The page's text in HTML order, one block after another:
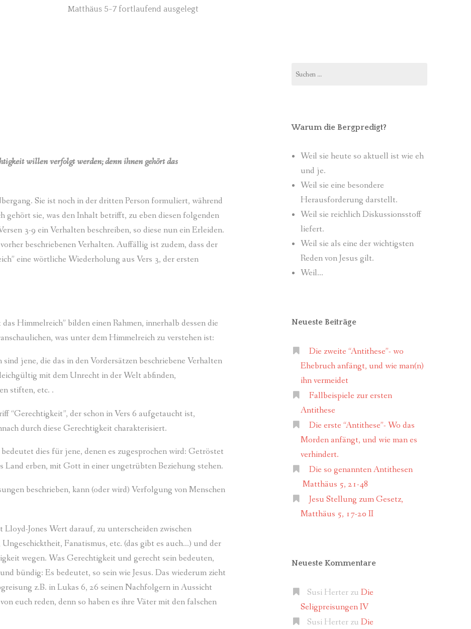
Matthäus 5-7 fortlaufend ausgelegt
willen verfolgt werden; denn ihnen gehört das
Sie ist noch in der dritten Person formuliert, während
gehört sie, was den Inhalt betrifft, zu eben diesen folgenden
3-9 ein Verhalten beschreiben, so diese nun ein Erleiden.
beschriebenen Verhalten. Auffällig ist zudem, dass der
eine wörtliche Wiederholung aus Vers 3, der ersten
Himmelreich” bilden einen Rahmen, innerhalb dessen die
was unter dem Himmelreich zu verstehen ist:
jene, die das in den Vordersätzen beschriebene Verhalten
mit dem Unrecht in der Welt abfinden,
stiften, etc. .
“Gerechtigkeit”, der schon in Vers 6 aufgetaucht ist,
durch diese Gerechtigkeit charakterisiert.
dies für jene, denen es zugesprochen wird: Getröstet
Land erben, mit Gott in einer ungetrübten Beziehung stehen.
beschrieben, kann (oder wird) Verfolgung von Menschen
Lloyd-Jones Wert darauf, zu unterscheiden zwischen
Fanatismus, etc. (das gibt es auch…) und der
wegen. Was Gerechtigkeit und gerecht sein bedeuten,
bündig: Es bedeutet, so sein wie Jesus. Das wiederum zieht
z.B. in Lukas 6, 26 seinen Nachfolgern in Aussicht
euch reden, denn so haben es ihre Väter mit den falschen
nach:
Warum die Bergpredigt?
Weil sie heute so aktuell ist wie eh
und je.
Weil sie eine besondere
Herausforderung darstellt.
Weil sie reichlich Diskussionsstoff
liefert.
Weil sie als eine der wichtigsten
Reden von Jesus gilt.
Weil…
Neueste Beiträge
Die zweite “Antithese”- wo
Ehebruch anfängt, und wie man(n)
ihn vermeidet
Fallbeispiele zur ersten
Antithese
Die erste “Antithese”- Wo das
Morden anfängt, und wie man es
verhindert.
Die so genannten Antithesen
Matthäus 5, 21-48
Jesu Stellung zum Gesetz,
Matthäus 5, 17-20 II
Neueste Kommentare
Susi Herterzu Die
Seligpreisungen IV
Susi Herterzu Die